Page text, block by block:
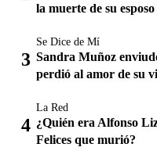
la muerte de su esposo
Se Dice de Mí
Sandra Muñoz
perdió al amor de su
La Red
¿Quién era Alfonso
Felices que murió?